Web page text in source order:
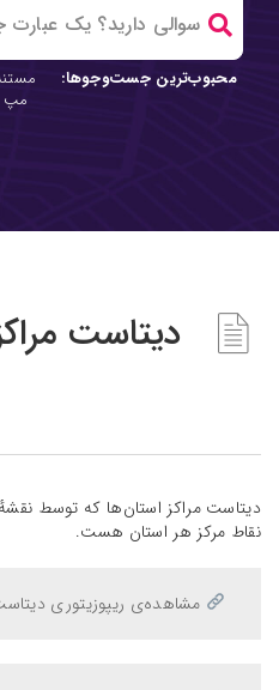
محبوب‌ترین جست‌وجوها:
مپ
دیتاست
دیتاست مراکز استان‌ها که توسط
نقاط مرکز هر استان هست.
مشاهده‌ی ریپوزیتوری